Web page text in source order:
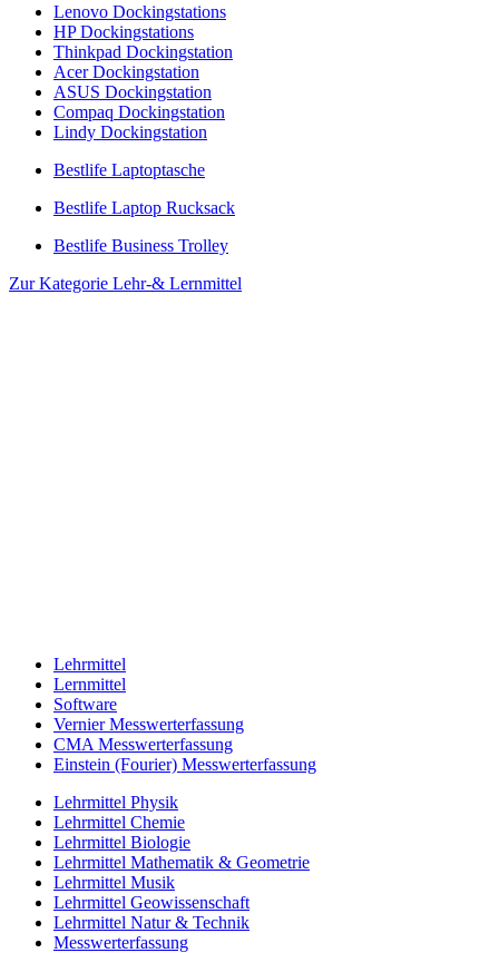
Lenovo Dockingstations
HP Dockingstations
Thinkpad Dockingstation
Acer Dockingstation
ASUS Dockingstation
Compaq Dockingstation
Lindy Dockingstation
Bestlife Laptoptasche
Bestlife Laptop Rucksack
Bestlife Business Trolley
Zur Kategorie Lehr-& Lernmittel
Lehrmittel
Lernmittel
Software
Vernier Messwerterfassung
CMA Messwerterfassung
Einstein (Fourier) Messwerterfassung
Lehrmittel Physik
Lehrmittel Chemie
Lehrmittel Biologie
Lehrmittel Mathematik & Geometrie
Lehrmittel Musik
Lehrmittel Geowissenschaft
Lehrmittel Natur & Technik
Messwerterfassung